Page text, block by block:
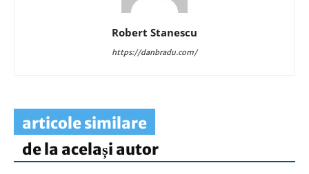
Robert Stanescu
https://danbradu.com/
articole similare
de la același autor